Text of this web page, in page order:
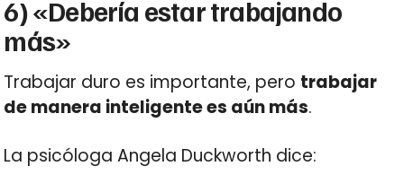
6) «Debería estar trabajando
más»
Trabajar duro es importante, pero trabajar
de manera inteligente es aún más.
La psicóloga Angela Duckworth dice: